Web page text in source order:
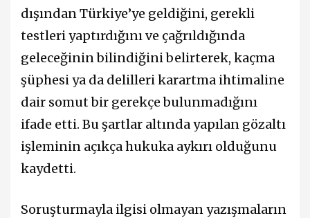
dışından Türkiye’ye geldiğini, gerekli
testleri yaptırdığını ve çağrıldığında
geleceğinin bilindiğini belirterek, kaçma
şüphesi ya da delilleri karartma ihtimaline
dair somut bir gerekçe bulunmadığını
ifade etti. Bu şartlar altında yapılan gözaltı
işleminin açıkça hukuka aykırı olduğunu
kaydetti.
Soruşturmayla ilgisi olmayan yazışmaların